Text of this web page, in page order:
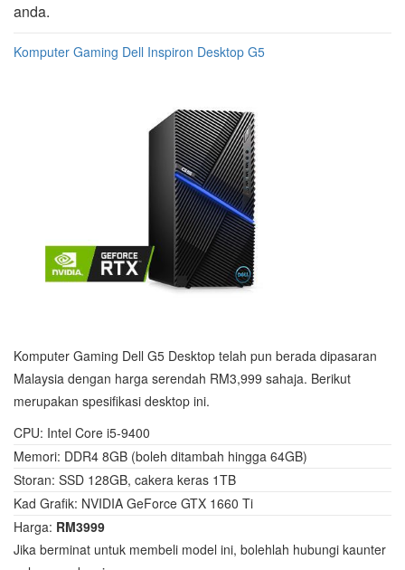
anda.
Komputer Gaming Dell Inspiron Desktop G5
Komputer Gaming Dell G5 Desktop telah pun berada dipasaran
Malaysia dengan harga serendah RM3,999 sahaja. Berikut
merupakan spesifikasi desktop ini.
CPU: Intel Core i5-9400
Memori: DDR4 8GB (boleh ditambah hingga 64GB)
Storan: SSD 128GB, cakera keras 1TB
Kad Grafik: NVIDIA GeForce GTX 1660 Ti
Harga: RM3999
Jika berminat untuk membeli model ini, bolehlah hubungi kaunter